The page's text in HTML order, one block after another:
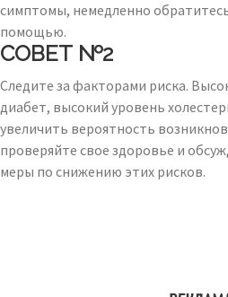
симптомы, немедленно
помощью.
СОВЕТ №2
Следите за факторами риска.
диабет, высокий уровень
увеличить вероятность
проверяйте свое здоровье и
меры по снижению этих рисков.